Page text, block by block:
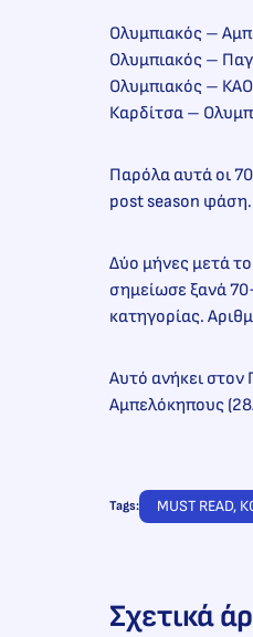
Ολυμπιακός –
Ολυμπιακός –
Ολυμπιακός –
Καρδίτσα –
Παρόλα αυτά οι
post season
Δύο μήνες μετά
σημείωσε ξανά
κατηγορίας.
Αυτό ανήκει στον
Αμπελόκηπους
Tags: MUST READ,
Σχετικά